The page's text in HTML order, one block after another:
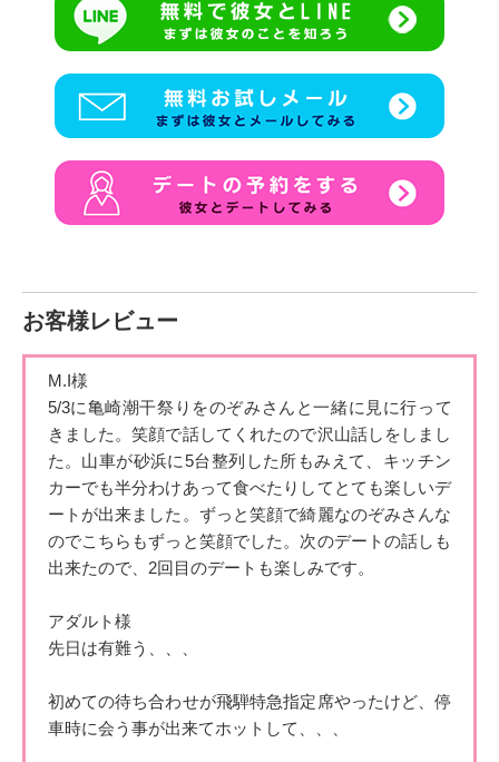
お客様レビュー
M.I様
5/3に亀崎潮干祭りをのぞみさんと一緒に見に行って
きました。笑顔で話してくれたので沢山話しをしまし
た。山車が砂浜に5台整列した所もみえて、キッチン
カーでも半分わけあって食べたりして とても楽しいデ
ートが出来ました。ずっと笑顔で綺麗なのぞみさんな
のでこちらもずっと笑顔でした。次のデートの話しも
出来たので、2回目のデートも楽しみです。
アダルト様
先日は有難う、、、
初めての待ち合わせが飛騨特急指定席やったけど、停
車時に会う事が出来てホットして、、、